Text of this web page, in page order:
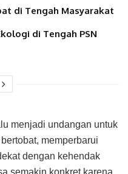
di Tengah Masyarakat
di Tengah PSN
menjadi undangan untuk
memperbarui
dengan kehendak